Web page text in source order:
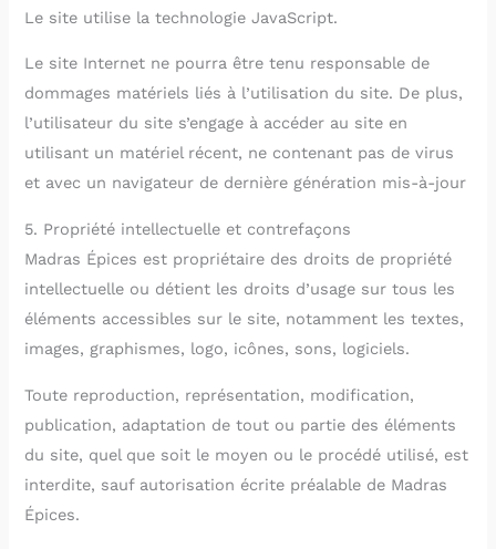
Le site utilise la technologie JavaScript.
Le site Internet ne pourra être tenu responsable de
dommages matériels liés à l’utilisation du site. De plus,
l’utilisateur du site s’engage à accéder au site en
utilisant un matériel récent, ne contenant pas de virus
et avec un navigateur de dernière génération mis-à-jour
5. Propriété intellectuelle et contrefaçons
Madras Épices est propriétaire des droits de propriété
intellectuelle ou détient les droits d’usage sur tous les
éléments accessibles sur le site, notamment les textes,
images, graphismes, logo, icônes, sons, logiciels.
Toute reproduction, représentation, modification,
publication, adaptation de tout ou partie des éléments
du site, quel que soit le moyen ou le procédé utilisé, est
interdite, sauf autorisation écrite préalable de Madras
Épices.